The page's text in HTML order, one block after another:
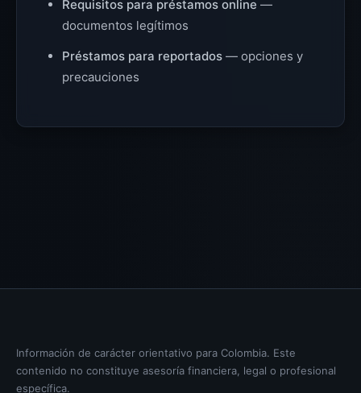
Requisitos para préstamos online —
documentos legítimos
Préstamos para reportados — opciones y
precauciones
Información de carácter orientativo para Colombia. Este
contenido no constituye asesoría financiera, legal o profesional
específica.